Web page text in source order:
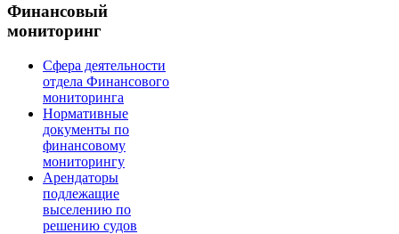
Финансовый
мониторинг
Сфера деятельности
отдела Финансового
мониторинга
Нормативные
документы по
финансовому
мониторингу
Арендаторы
подлежащие
выселению по
решению судов